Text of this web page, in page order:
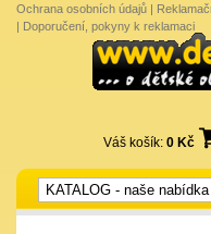
Ochrana osobních údajů |
| Doporučení, pokyny k reklamaci
Váš košík: 0 Kč